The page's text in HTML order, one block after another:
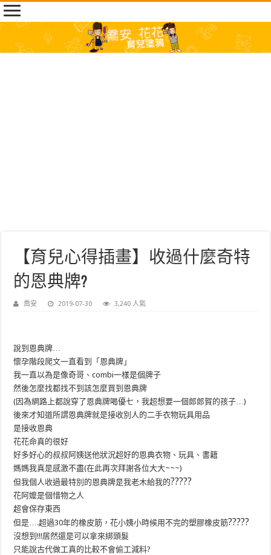
【育兒心得插畫】收過什麼奇特
的恩典牌?
喬安 2019-07-30 3,240 人氣
說到恩典牌…
懷孕階段爬文一直看到「恩典牌」
我一直以為是像奇哥、combi一樣是個牌子
然後怎麼找都找不到該怎麼買到恩典牌
(因為網路上都說穿了恩典牌喝優七，我超想要一個郎郎賀的孩子…)
後來才知道所謂恩典牌就是接收別人的二手衣物玩具用品
是接收恩典
花花命真的很好
好多好心的叔叔阿姨送他狀況超好的恩典衣物、玩具、書籍
媽媽我真是感激不盡(在此再次拜謝各位大大~~~)
但我個人收過最特別的恩典牌是我老木給我的?????
花阿嬤是個惜物之人
超會保存東西
但是….超過30年的橡皮筋，花小姨小時候用不完的塑膠橡皮筋?????
沒想到!!!居然還是可以拿來綁頭髮
只能說古代做工真的比較不會偷工減料?